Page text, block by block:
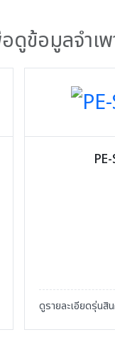
ข้อมูลจำเ
ดูรายละเอียดรุ่นสิ